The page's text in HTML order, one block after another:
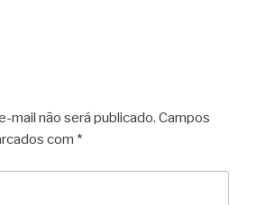
mail não será publicado. Campos
com *